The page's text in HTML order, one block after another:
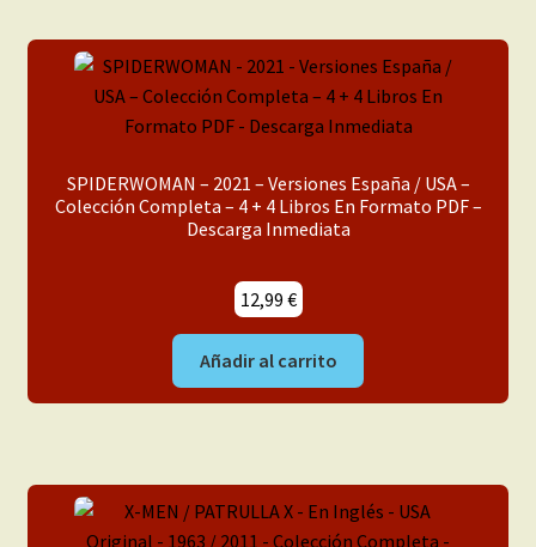
SPIDERWOMAN – 2021 – Versiones España / USA –
Colección Completa – 4 + 4 Libros En Formato PDF –
Descarga Inmediata
12,99 €
Añadir al carrito